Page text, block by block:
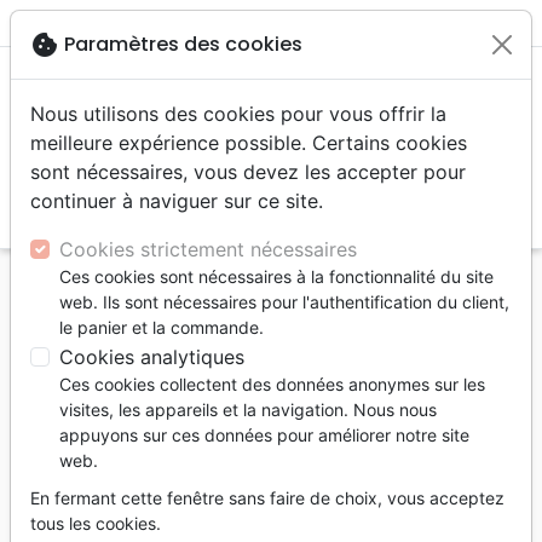
menu
Accueil Auteurs Weber Siegfried
Siegfried Weber
Liste des produits par auteur
Filtrertune
Israël Doctrine
cookie Paramètres des cookies
Nous utilisons des cookies pour vous offrir la
meilleure expérience possible. Certains cookies
sont nécessaires, vous devez les accepter pour
continuer à naviguer sur ce site.
Cookies strictement nécessaires
Ces cookies sont nécessaires à la fonctionnalité du site
web. Ils sont nécessaires pour l'authentification du client,
le panier et la commande.
Cookies analytiques
Ces cookies collectent des données anonymes sur les
visites, les appareils et la navigation. Nous nous
appuyons sur ces données pour améliorer notre site
web.
En fermant cette fenêtre sans faire de choix, vous acceptez
tous les cookies.